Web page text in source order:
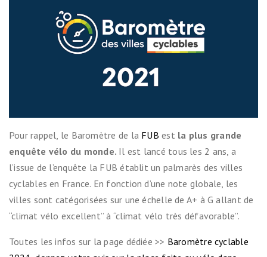
Pour rappel, le Baromètre de la FUB est la plus grande
enquête vélo du monde. Il est lancé tous les 2 ans, a
l’issue de l’enquête la FUB établit un palmarès des villes
cyclables en France. En fonction d’une note globale, les
villes sont catégorisées sur une échelle de A+ à G allant de
“climat vélo excellent” à “climat vélo très défavorable”.
Toutes les infos sur la page dédiée >> Baromètre cyclable